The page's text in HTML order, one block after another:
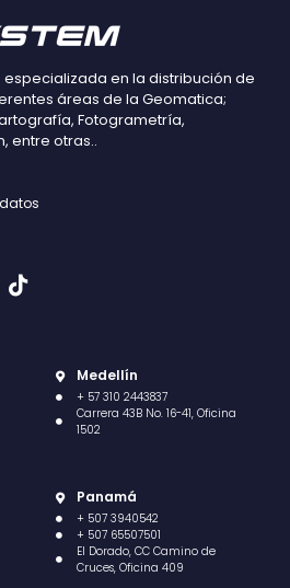
en la distribución de
áreas de la Geomatica;
Fotogrametría,
entre otras..
Medellín
+ 57 310 2443837
Carrera 43B No. 16-41, Oficina
1502
Panamá
+ 507 3940542
+ 507 65507501
El Dorado, CC Camino de
Cruces, Oficina 409